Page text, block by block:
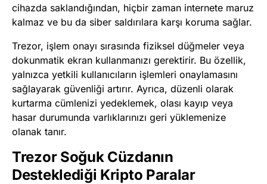
cihazda saklandığından, hiçbir zaman internete maruz
kalmaz ve bu da siber saldırılara karşı koruma sağlar.
Trezor, işlem onayı sırasında fiziksel düğmeler veya
dokunmatik ekran kullanmanızı gerektirir. Bu özellik,
yalnızca yetkili kullanıcıların işlemleri onaylamasını
sağlayarak güvenliği artırır. Ayrıca, düzenli olarak
kurtarma cümlenizi yedeklemek, olası kayıp veya
hasar durumunda varlıklarınızı geri yüklemenize
olanak tanır.
Trezor Soğuk Cüzdanın
Desteklediği Kripto Paralar